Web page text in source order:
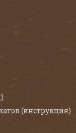
(инструкция)